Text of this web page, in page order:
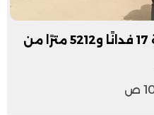
إزالة مخالفات على مساحة 17 فدانًا و5212 مترًا من